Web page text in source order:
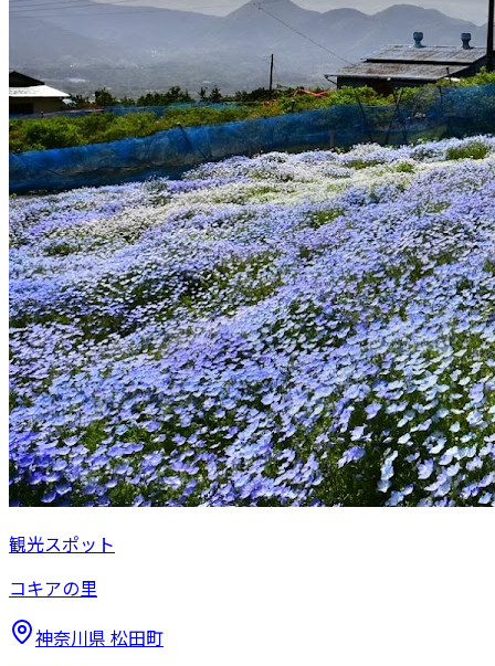
観光スポット
コキアの里
神奈川県 松田町